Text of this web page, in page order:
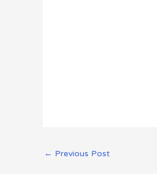
← Previous Post